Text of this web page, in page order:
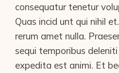
consequatur tenetur
Quas incid unt qui nihil
rerum amet nulla.
sequi temporibus
expedita est animi. Et